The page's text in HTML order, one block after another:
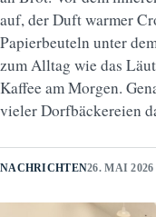
auf, der Duft warmer
Papierbeuteln unter
zum Alltag wie das
Kaffee am Morgen.
vieler Dorfbäckereien
NACHRICHTEN26. MAI 2026